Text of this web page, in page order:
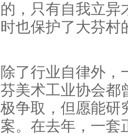
的，只有自我立异
时也保护了大芬村
除了行业自律外，
芬美术工业协会都
极争取，但愿能研
案。在去年，一套